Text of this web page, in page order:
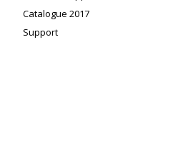
Catalogue 2017
Support